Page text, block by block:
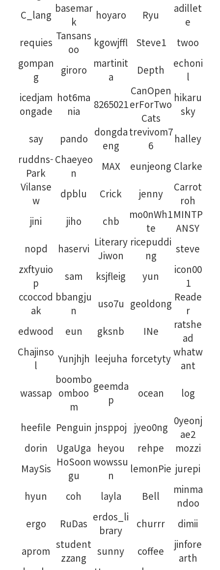
C_lang
basemar
k
hoyaro Ryu
adillet
e
requies
Tansans
oo
kgowjffl Steve1
twoo
gompan
g
giroro
martinit
a
Depth
echoni
l
icedjam
ongade
hot6ma
nia
8265021
CanOpen
erForTwo
Cats
hikaru
sky
say pando
dongda
eng
trevivom7
6
halley
ruddns-
Park
Chaeyeo
n
MAX eunjeong Clarke
Vilanse
w
dpblu Crick jenny
Carrot
roh
jini
jiho chb
mo0nWh1
te
MINTP
ANSY
nopd
haservi
Literary
Jiwon
ricepuddi
ng
steve
zxftyuio
p
sam ksjfleig yun
icon00
1
ccoccod
ak
bbangju
n
uso7u geoldong
Reade
r
edwood
eun gksnb INe
ratshe
ad
Chajinso
l
Yunjhjh leejuha forcetyty
whatw
ant
wassap
boombo
omboo
m
geemda
p
ocean log
heefile Penguin jnsppoj jyeo0ng
0yeonj
ae2
dorin
UgaUga heyou rehpe
mozzi
MaySis
HoSoon
gu
wowssu
n
lemonPie jurepi
hyun coh layla Bell
minma
ndoo
ergo
RuDas
erdos_li
brary
churrr dimii
aprom
student
zzang
sunny coffee
jinfore
arth